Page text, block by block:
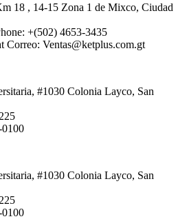
18 , 14-15 Zona 1 de Mixco, Ciudad
+(502) 4653-3435
Correo: Ventas@ketplus.com.gt
#1030 Colonia Layco, San
#1030 Colonia Layco, San